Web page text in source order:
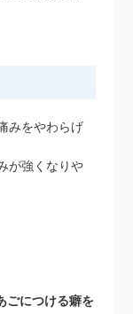
みをやわらげ
が強くなりや
ごにつける癖を